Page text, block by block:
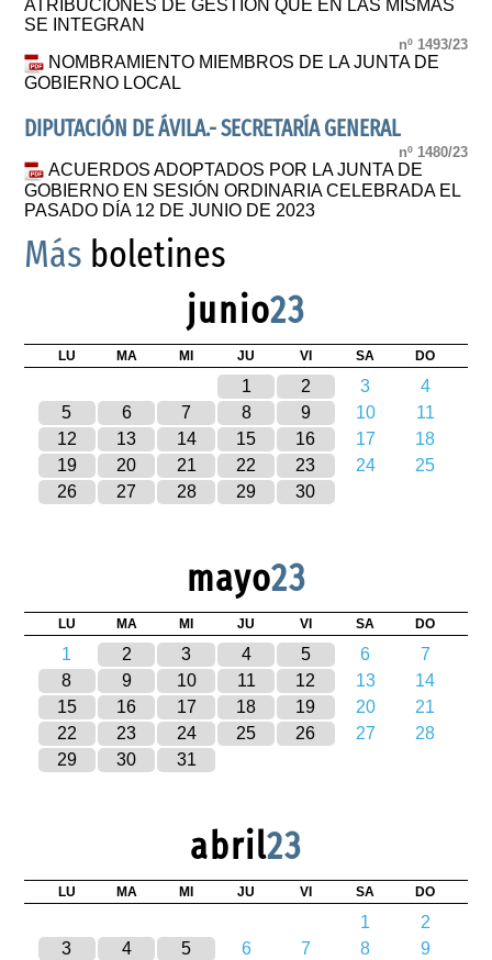
ATRIBUCIONES DE GESTIÓN QUE EN LAS MISMAS
SE INTEGRAN
nº 1493/23
NOMBRAMIENTO MIEMBROS DE LA JUNTA DE
GOBIERNO LOCAL
DIPUTACIÓN DE ÁVILA.- SECRETARÍA GENERAL
nº 1480/23
ACUERDOS ADOPTADOS POR LA JUNTA DE
GOBIERNO EN SESIÓN ORDINARIA CELEBRADA EL
PASADO DÍA 12 DE JUNIO DE 2023
Más boletines
junio23
LU MA MI JU VI SA DO
1 2 3
4
5
6 7 8 9 10
11
12
13 14 15 16 17
18
19
20 21 22 23 24
25
26
27 28 29 30
mayo23
LU MA MI JU VI SA DO
1 2 3 4 5 6
7
8
9 10 11 12 13
14
15
16 17 18 19 20
21
22
23 24 25 26 27
28
29
30 31
abril23
LU MA MI JU VI SA DO
1
2
3
4 5 6 7 8
9